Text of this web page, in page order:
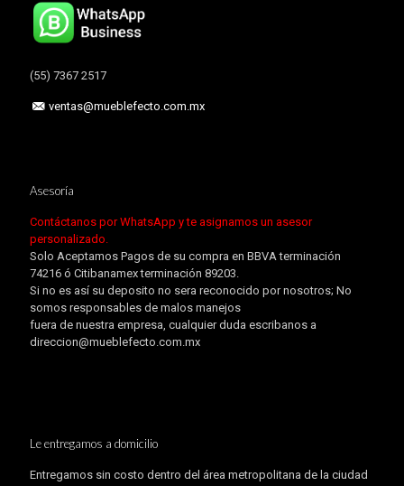
(55) 7367 2517
ventas@mueblefecto.com.mx
Asesoría
Contáctanos por WhatsApp y te asignamos un asesor
personalizado.
Solo Aceptamos Pagos de su compra en BBVA terminación
74216 ó Citibanamex terminación 89203.
Si no es así su deposito no sera reconocido por nosotros; No
somos responsables de malos manejos
fuera de nuestra empresa, cualquier duda escribanos a
direccion@mueblefecto.com.mx
Le entregamos a domicilio
Entregamos sin costo dentro del área metropolitana de la ciudad